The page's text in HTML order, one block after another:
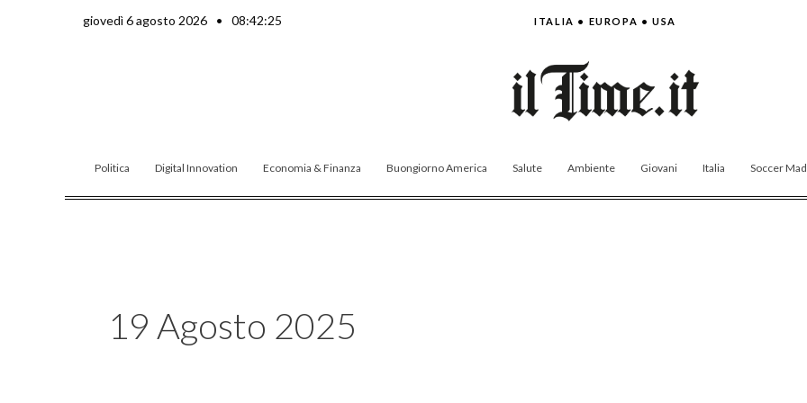
giovedì 6 agosto 2026 • 08:42:25 ITALIA • EUROPA • USA
Politica Digital Innovation Economia & Finanza Buongiorno America Salute Ambiente Giovani Italia Soccer
19 Agosto 2025